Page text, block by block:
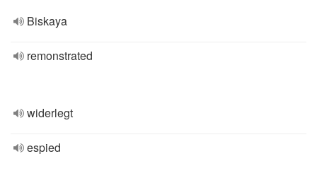
Biskaya
remonstrated
widerlegt
espied